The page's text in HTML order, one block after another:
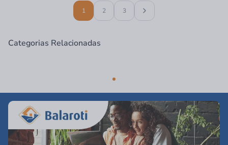
1 2 3
Categorias Relacionadas